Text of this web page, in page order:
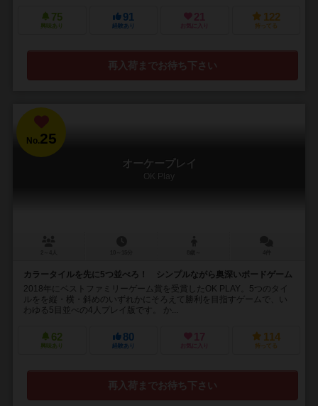
75
興味あり
91
経験あり
21
お気に入り
122
持ってる
再入荷までお待ち下さい
No.25
オーケープレイ
OK Play
カラータイルを先に5つ並べろ！ シンプルながら奥深いボードゲーム
2018年にベストファミリーゲーム賞を受賞したOK PLAY。5つのタイ
ルをを縦・横・斜めのいずれかにそろえて勝利を目指すゲームで、い
わゆる5目並べの4人プレイ版です。 か...
62
興味あり
80
経験あり
17
お気に入り
114
持ってる
再入荷までお待ち下さい